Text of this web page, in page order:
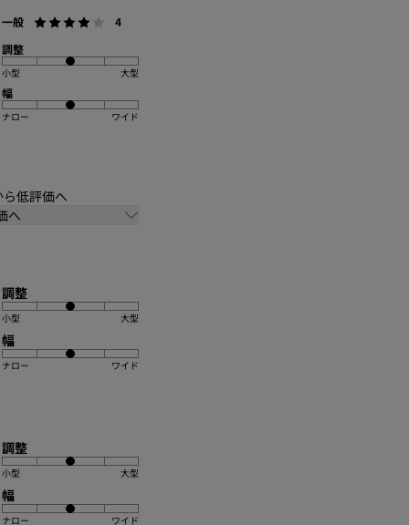
一般
4
調整
小型 大型
幅
ナロー ワイド
ら低評価へ
へ
調整
小型 大型
幅
ナロー ワイド
調整
小型 大型
幅
ナロー ワイド